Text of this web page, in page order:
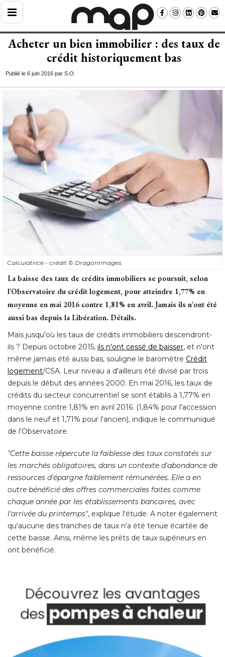
Acheter un bien immobilier : des taux de
crédit historiquement bas
Publié le 6 juin 2016 par S.O.
Calculatrice - crédit © DragonImages
La baisse des taux de crédits immobiliers se poursuit, selon
l'Observatoire du crédit logement, pour atteindre 1,77% en
moyenne en mai 2016 contre 1,81% en avril. Jamais ils n'ont été
aussi bas depuis la Libération. Détails.
Mais jusqu'où les taux de crédits immobiliers descendront-
ils ? Depuis octobre 2015, ils n'ont cessé de baisser, et n'ont
même jamais été aussi bas, souligne le baromètre Crédit
logement/CSA. Leur niveau a d'ailleurs été divisé par trois
depuis le début des années 2000. En mai 2016, les taux de
crédits du secteur concurrentiel se sont établis à 1,77% en
moyenne contre 1,81% en avril 2016. (1,84% pour l'accession
dans le neuf et 1,71% pour l'ancien), indique le communiqué
de l'Observatoire.
"Cette baisse répercute la faiblesse des taux constatés sur
les marchés obligatoires, dans un contexte d'abondance de
ressources d'épargne faiblement rémunérées. Elle a en
outre bénéficié des offres commerciales faites comme
chaque année par les établissements bancaires, avec
l'arrivée du printemps", explique l'étude. A noter également
qu'aucune des tranches de taux n'a été tenue écartée de
cette baisse. Ainsi, même les prêts de taux supérieurs en
ont bénéficié.